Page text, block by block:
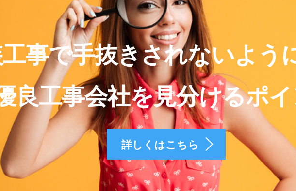
事で手抜きされないよう
良工事会社を見分けるポイ
詳しくはこちら